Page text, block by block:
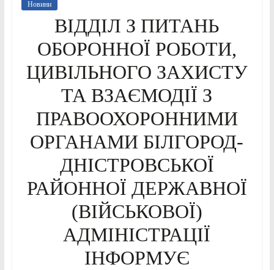
Новини
ВІДДІЛ З ПИТАНЬ
ОБОРОННОЇ РОБОТИ,
ЦИВІЛЬНОГО ЗАХИСТУ
ТА ВЗАЄМОДІЇ З
ПРАВООХОРОННИМИ
ОРГАНАМИ БІЛГОРОД-
ДНІСТРОВСЬКОЇ
РАЙОННОЇ ДЕРЖАВНОЇ
(ВІЙСЬКОВОЇ)
АДМІНІСТРАЦІЇ
ІНФОРМУЄ